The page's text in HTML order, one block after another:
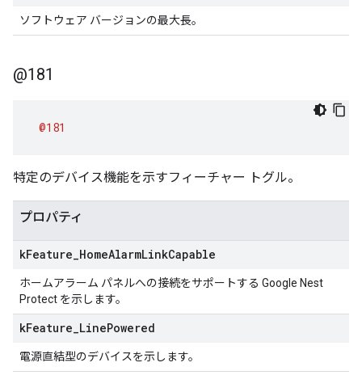
ソフトウェア バージョンの最大長。
@181
@181
特定のデバイス機能を示すフィーチャー トグル。
プロパティ
kFeature HomeAlarmLinkCapable
ホームアラーム パネルへの接続をサポートする Google Nest
Protect を示します。
kFeature LinePowered
電源直結型のデバイスを示します。